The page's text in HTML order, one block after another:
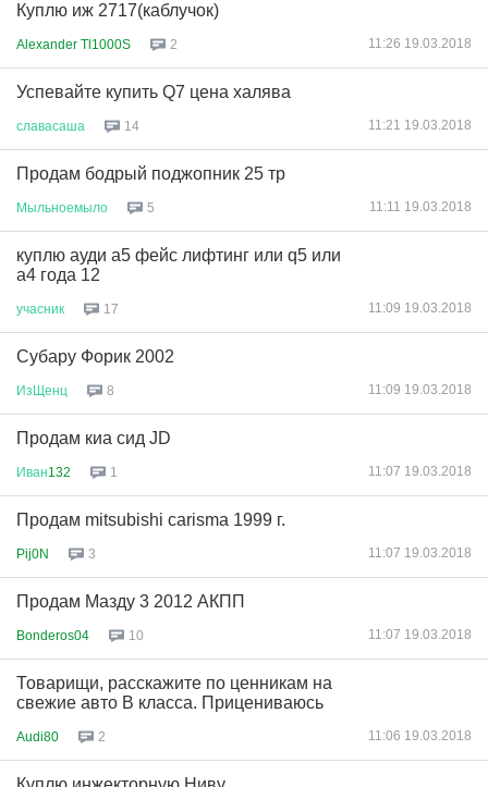
Куплю иж 2717(каблучок)
Alexander Tl1000S 2 11:26 19.03.2018
Успевайте купить Q7 цена халява
славасаша 14 11:21 19.03.2018
Продам бодрый поджопник 25 тр
Мыльноемыло 5 11:11 19.03.2018
куплю ауди а5 фейс лифтинг или q5 или
а4 года 12
учасник 17 11:09 19.03.2018
Субару Форик 2002
ИзЩенц 8 11:09 19.03.2018
Продам киа сид JD
Иван132 1 11:07 19.03.2018
Продам mitsubishi carisma 1999 г.
Pij0N 3 11:07 19.03.2018
Продам Мазду 3 2012 АКПП
Bonderos04 10 11:07 19.03.2018
Товарищи, расскажите по ценникам на
свежие авто B класса. Прицениваюсь
Audi80 2 11:06 19.03.2018